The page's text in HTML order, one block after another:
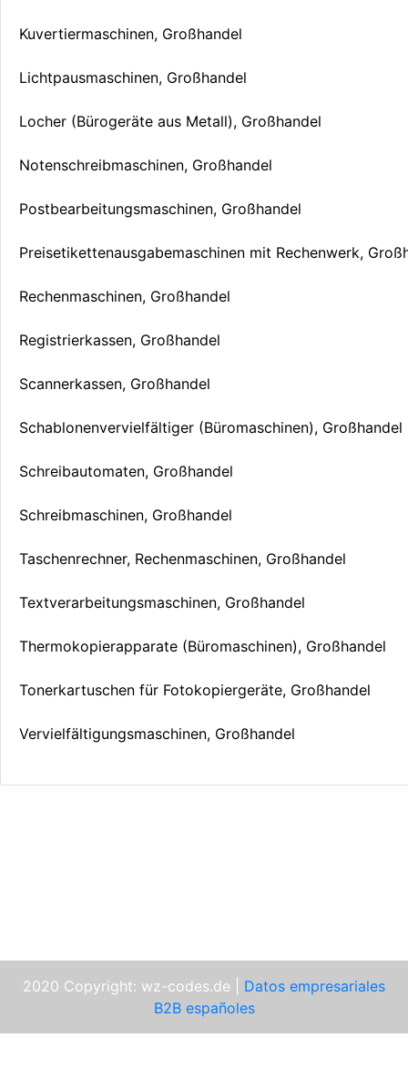
Kuvertiermaschinen, Großhandel
Lichtpausmaschinen, Großhandel
Locher (Bürogeräte aus Metall), Großhandel
Notenschreibmaschinen, Großhandel
Postbearbeitungsmaschinen, Großhandel
Preisetikettenausgabemaschinen mit Rechenwerk,
Rechenmaschinen, Großhandel
Registrierkassen, Großhandel
Scannerkassen, Großhandel
Schablonenvervielfältiger (Büromaschinen), Großhandel
Schreibautomaten, Großhandel
Schreibmaschinen, Großhandel
Taschenrechner, Rechenmaschinen, Großhandel
Textverarbeitungsmaschinen, Großhandel
Thermokopierapparate (Büromaschinen), Großhandel
Tonerkartuschen für Fotokopiergeräte, Großhandel
Vervielfältigungsmaschinen, Großhandel
2020 Copyright: wz-codes.de | Datos empresariales
B2B españoles